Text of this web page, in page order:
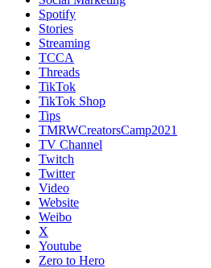
Spotify
Stories
Streaming
TCCA
Threads
TikTok
TikTok Shop
Tips
TMRWCreatorsCamp2021
TV Channel
Twitch
Twitter
Video
Website
Weibo
X
Youtube
Zero to Hero